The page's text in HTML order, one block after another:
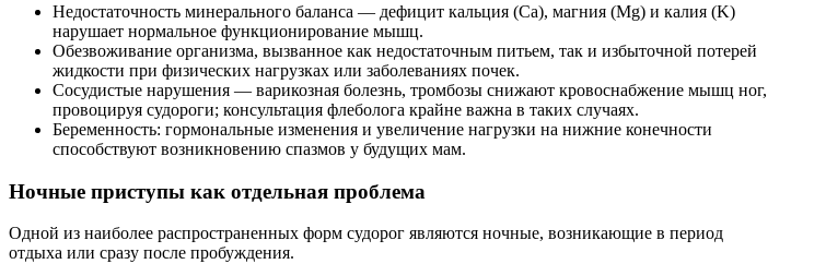
Недостаточность минерального баланса — дефицит кальция (Ca), магния (Mg) и калия (K)
нарушает нормальное функционирование мышц.
Обезвоживание организма, вызванное как недостаточным питьем, так и избыточной потерей
жидкости при физических нагрузках или заболеваниях почек.
Сосудистые нарушения — варикозная болезнь, тромбозы снижают кровоснабжение мышц ног,
провоцируя судороги; консультация флеболога крайне важна в таких случаях.
Беременность: гормональные изменения и увеличение нагрузки на нижние конечности
способствуют возникновению спазмов у будущих мам.
Ночные приступы как отдельная проблема
Одной из наиболее распространенных форм судорог являются ночные, возникающие в период
отдыха или сразу после пробуждения.